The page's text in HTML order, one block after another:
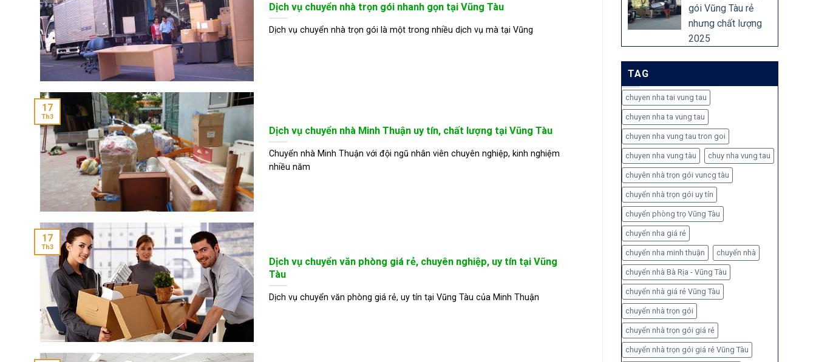
Dịch vụ chuyển nhà trọn gói nhanh gọn tại Vũng Tàu
Dịch vụ chuyển nhà trọn gói là một trong nhiều dịch vụ mà tại Vũng
Dịch vụ chuyển nhà Minh Thuận uy tín, chất lượng tại Vũng Tàu
Chuyển nhà Minh Thuận với đội ngũ nhân viên chuyên nghiệp, kinh nghiệm
nhiều năm
17
Th3
Dịch vụ chuyển văn phòng giá rẻ, chuyên nghiệp, uy tín tại Vũng
Tàu
Dịch vụ chuyển văn phòng giá rẻ, uy tín tại Vũng Tàu của Minh Thuận
17
Th3
gói Vũng Tàu rẻ
nhưng chất lượng
2025
TAG
chuyen nha tai vung tau
chuyen nha ta vung tau
chuyen nha vung tau tron goi
chuyen nha vung tàu chuy nha vung tau
chuyên nhà trọn gói vuncg tàu
chuyển nhà trọn gói uy tín
chuyển phòng trọ Vũng Tàu
chuyển nha giá rẻ
chuyển nha minh thuận chuyển nhà
chuyển nhà Bà Rịa - Vũng Tàu
chuyển nhà giá rẻ Vũng Tàu
chuyển nhà trọn gói
chuyển nhà trọn gói giá rẻ
chuyển nhà trọn gói giá rẻ Vũng Tàu